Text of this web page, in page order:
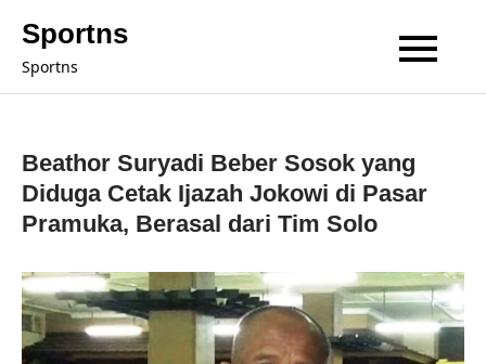
content
Sportns
Sportns
Beathor Suryadi Beber Sosok yang
Diduga Cetak Ijazah Jokowi di Pasar
Pramuka, Berasal dari Tim Solo